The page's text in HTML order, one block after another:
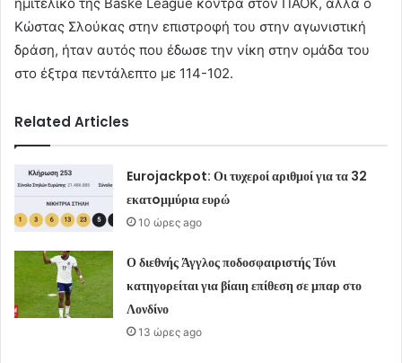
ημιτελικό της Baske League κόντρα στον ΠΑΟΚ, αλλά ο
Κώστας Σλούκας στην επιστροφή του στην αγωνιστική
δράση, ήταν αυτός που έδωσε την νίκη στην ομάδα του
στο έξτρα πεντάλεπτο με 114-102.
Related Articles
Eurojackpot: Οι τυχεροί αριθμοί για τα 32
εκατoμμύρια ευρώ
10 ώρες ago
Ο διεθνής Άγγλος ποδοσφαιριστής Τόνι
κατηγορείται για βίαιη επίθεση σε μπαρ στο
Λονδίνο
13 ώρες ago